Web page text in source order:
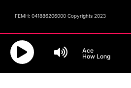
ΓΕΜΗ: 041886206000 Copyrights 2023
Ace
How Long